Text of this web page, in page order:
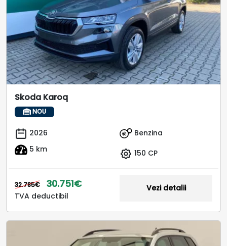
Skoda Karoq
NOU
2026
5 km
Benzina
150 CP
32.785€ 30.751€
TVA deductibil
Vezi detalii